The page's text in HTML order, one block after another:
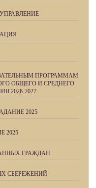
ПРОГРАММАМ
ОБЩЕГО И СРЕДНЕГО
2026-2027
2025
2025
ГРАЖДАН
СБЕРЕЖЕНИЙ